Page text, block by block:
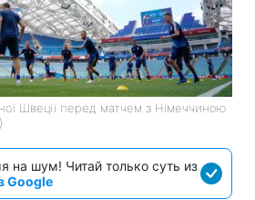
Швеції перед матчем з Німеччиною
на шум! Читай только суть из
Google